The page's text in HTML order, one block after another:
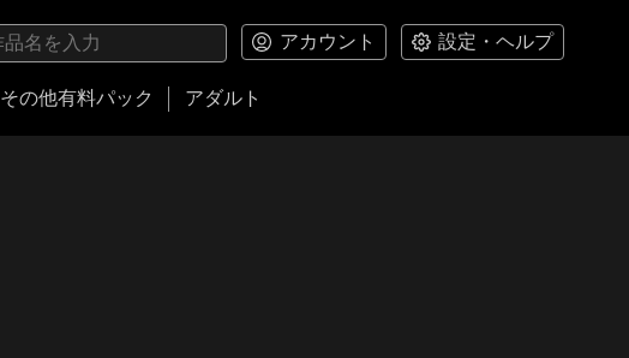
アカウント 設定・ヘルプ
その他有料パック アダルト